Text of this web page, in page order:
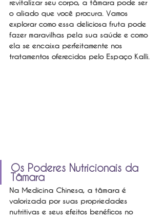
revitalizar seu corpo, a tâmara pode ser
o aliado que você procura. Vamos
explorar como essa deliciosa fruta pode
fazer maravilhas pela sua saúde e como
ela se encaixa perfeitamente nos
tratamentos oferecidos pelo Espaço Kalli.
Os Poderes Nutricionais da
Tâmara
Na Medicina Chinesa, a tâmara é
valorizada por suas propriedades
nutritivas e seus efeitos benéficos no